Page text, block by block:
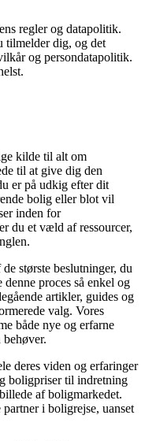
regler og datapolitik.
tilmelder dig, og det
og persondatapolitik.
kilde til alt om
til at give dig den
er på udkig efter dit
bolig eller blot vil
inden for
du et væld af ressourcer,
største beslutninger, du
proces så enkel og
artikler, guides og
valg. Vores
både nye og erfarne
deres viden og erfaringer
boligpriser til indretning
af boligmarkedet.
i boligrejse, uanset